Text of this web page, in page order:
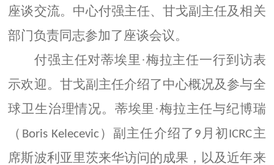
座谈交流。中心付强主任、甘戈副主任及相关
部门负责同志参加了座谈会议。
付强主任对蒂埃里 ·梅拉主任一行到访表
示欢迎。甘戈副主任介绍了中心概况及参与全
球卫生治理情况。蒂埃里·梅拉主任与纪博瑞
（ Boris Kelecevic）副主任介绍了 9 月初ICRC主
席斯波利亚里茨来华访问的成果，以及近年来